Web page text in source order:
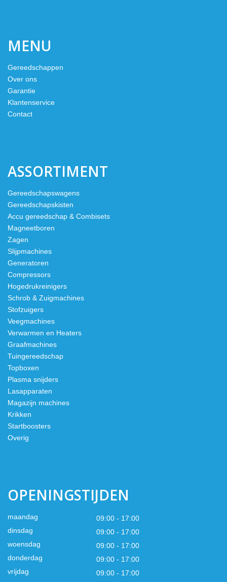
MENU
Gereedschappen
Over ons
Garantie
Klantenservice
Contact
ASSORTIMENT
Gereedschapswagens
Gereedschapskisten
Accu gereedschap & Combisets
Magneetboren
Zagen
Slijpmachines
Generatoren
Compressors
Hogedrukreinigers
Schrob & Zuigmachines
Stofzuigers
Veegmachines
Verwarmen en Heaters
Graafmachines
Tuingereedschap
Topboxen
Plasma snijders
Lasapparaten
Magazijn machines
Krikken
Startboosters
Overig
OPENINGSTIJDEN
maandag
09:00 - 17:00
dinsdag
09:00 - 17:00
woensdag
09:00 - 17:00
donderdag
09:00 - 17:00
vrijdag
09:00 - 17:00